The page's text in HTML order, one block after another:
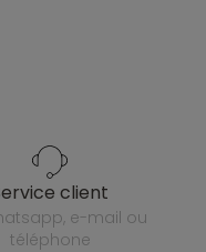
service client
téléphone